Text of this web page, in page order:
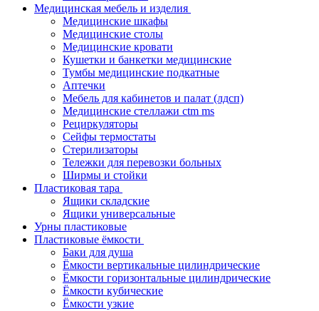
Медицинская мебель и изделия
Медицинские шкафы
Медицинские столы
Медицинские кровати
Кушетки и банкетки медицинские
Тумбы медицинские подкатные
Аптечки
Мебель для кабинетов и палат (лдсп)
Медицинские стеллажи ctm ms
Рециркуляторы
Сейфы термостаты
Стерилизаторы
Тележки для перевозки больных
Ширмы и стойки
Пластиковая тара
Ящики складские
Ящики универсальные
Урны пластиковые
Пластиковые ёмкости
Баки для душа
Ёмкости вертикальные цилиндрические
Ёмкости горизонтальные цилиндрические
Ёмкости кубические
Ёмкости узкие